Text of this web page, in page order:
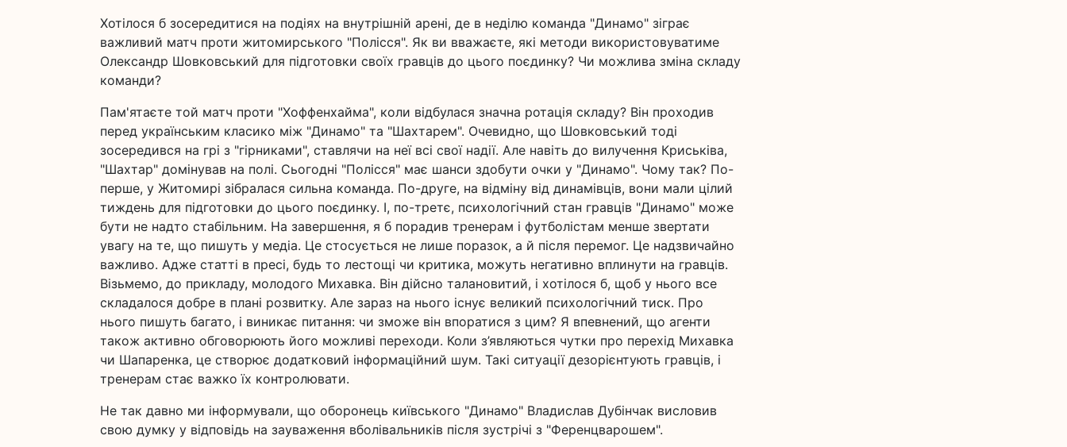
Хотілося б зосередитися на подіях на внутрішній арені, де в неділю команда "Динамо" зіграє
важливий матч проти житомирського "Полісся". Як ви вважаєте, які методи використовуватиме
Олександр Шовковський для підготовки своїх гравців до цього поєдинку? Чи можлива зміна складу
команди?
Пам'ятаєте той матч проти "Хоффенхайма", коли відбулася значна ротація складу? Він проходив
перед українським класико між "Динамо" та "Шахтарем". Очевидно, що Шовковський тоді
зосередився на грі з "гірниками", ставлячи на неї всі свої надії. Але навіть до вилучення Криськіва,
"Шахтар" домінував на полі. Сьогодні "Полісся" має шанси здобути очки у "Динамо". Чому так? По-
перше, у Житомирі зібралася сильна команда. По-друге, на відміну від динамівців, вони мали цілий
тиждень для підготовки до цього поєдинку. І, по-третє, психологічний стан гравців "Динамо" може
бути не надто стабільним. На завершення, я б порадив тренерам і футболістам менше звертати
увагу на те, що пишуть у медіа. Це стосується не лише поразок, а й після перемог. Це надзвичайно
важливо. Адже статті в пресі, будь то лестощі чи критика, можуть негативно вплинути на гравців.
Візьмемо, до прикладу, молодого Михавка. Він дійсно талановитий, і хотілося б, щоб у нього все
складалося добре в плані розвитку. Але зараз на нього існує великий психологічний тиск. Про
нього пишуть багато, і виникає питання: чи зможе він впоратися з цим? Я впевнений, що агенти
також активно обговорюють його можливі переходи. Коли з’являються чутки про перехід Михавка
чи Шапаренка, це створює додатковий інформаційний шум. Такі ситуації дезорієнтують гравців, і
тренерам стає важко їх контролювати.
Не так давно ми інформували, що оборонець київського "Динамо" Владислав Дубінчак висловив
свою думку у відповідь на зауваження вболівальників після зустрічі з "Ференцварошем".